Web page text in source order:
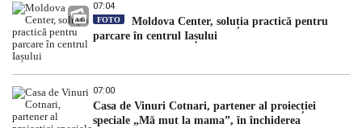
07:04
FOTO
Moldova Center, soluția practică pentru
parcare în centrul Iașului
07:00
Casa de Vinuri Cotnari, partener al proiecției
speciale „Mă mut la mama”, în închiderea